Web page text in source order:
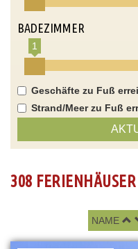
BADEZIMMER
1
Geschäfte zu Fuß
Strand/Meer zu Fuß
308 FERIENHÄUSER
NAME